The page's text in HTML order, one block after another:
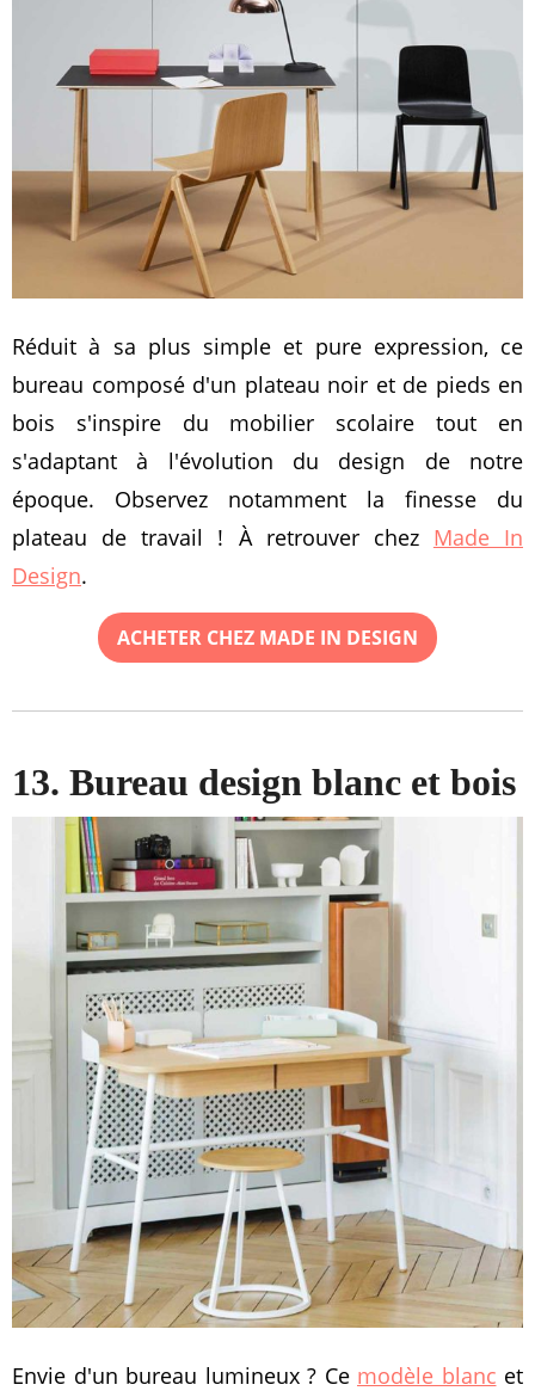
Réduit à sa plus simple et pure expression, ce
bureau composé d'un plateau noir et de pieds en
bois s'inspire du mobilier scolaire tout en
s'adaptant à l'évolution du design de notre
époque. Observez notamment la finesse du
plateau de travail ! À retrouver chez Made In
Design.
ACHETER CHEZ MADE IN DESIGN
13. Bureau design blanc et bois
Envie d'un bureau lumineux ? Ce modèle blanc et